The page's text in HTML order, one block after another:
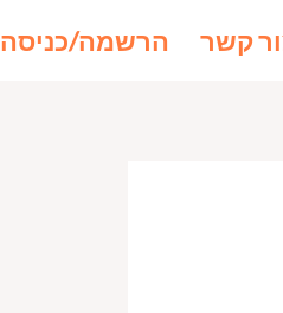
קשר הרשמה/כניסה